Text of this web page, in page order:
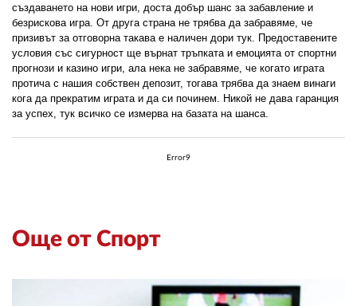
създаването на нови игри, доста добър шанс за забавление и
безрискова игра. От друга страна не трябва да забравяме, че
призивът за отговорна такава е наличен дори тук. Предоставените
условия със сигурност ще върнат тръпката и емоцията от спортни
прогнози и казино игри, ала нека не забравяме, че когато играта
протича с нашия собствен депозит, тогава трябва да знаем винаги
кога да прекратим играта и да си починем. Никой не дава гаранция
за успех, тук всичко се измерва на базата на шанса.
Error9
Още от Спорт